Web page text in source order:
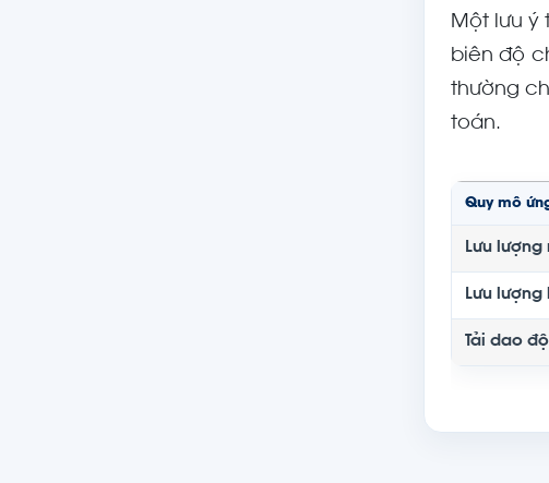
Một lưu ý
biên độ
thường
toán.
Quy mô
Lưu lượng
Lưu
Tải dao